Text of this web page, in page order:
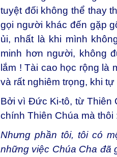
tuyệt đối không thể thay
gọi người khác đến gặp
ủi, nhất là khi mình
minh hơn người, không
lắm ! Tài cao học rộng là
và rất nghiêm trọng, khi
Bởi vì Đức Ki-tô, từ Thiên
chính Thiên Chúa mà thôi
Nhưng phần tôi, tôi có
những việc Chúa Cha đã